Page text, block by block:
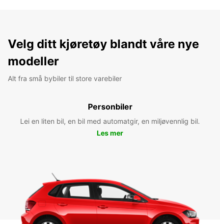
Velg ditt kjøretøy blandt våre nye
modeller
Alt fra små bybiler til store varebiler
Personbiler
Lei en liten bil, en bil med automatgir, en miljøvennlig bil.
Les mer